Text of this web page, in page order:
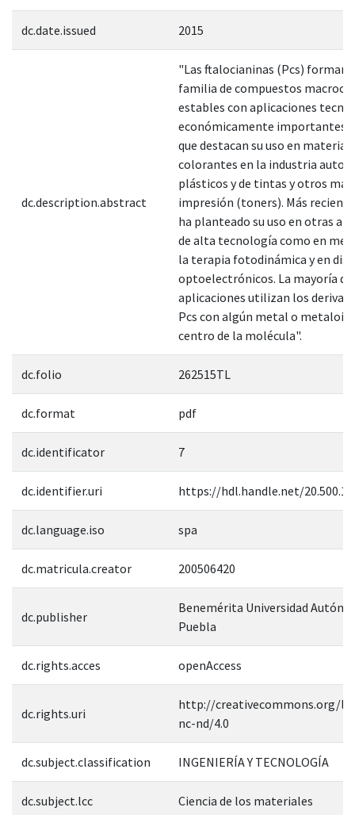
dc.date.issued 2015
dc.description.abstract
"Las ftalocianinas (Pcs) forman
familia de compuestos
estables con aplicaciones
económicamente importantes
que destacan su uso en
colorantes en la industria
plásticos y de tintas y otros
impresión (toners). Más
ha planteado su uso en otras
de alta tecnología como en
la terapia fotodinámica y en
optoelectrónicos. La mayoría de
aplicaciones utilizan los
Pcs con algún metal o
centro de la molécula".
dc.folio 262515TL
dc.format pdf
dc.identificator 7
dc.identifier.uri https://hdl.handle.net/
dc.language.iso spa
dc.matricula.creator 200506420
dc.publisher
Benemérita Universidad
Puebla
dc.rights.acces openAccess
dc.rights.uri
http://creativecommons.org/
nc-nd/4.0
dc.subject.classification INGENIERÍA Y TECNOLOGÍA
dc.subject.lcc Ciencia de los materiales